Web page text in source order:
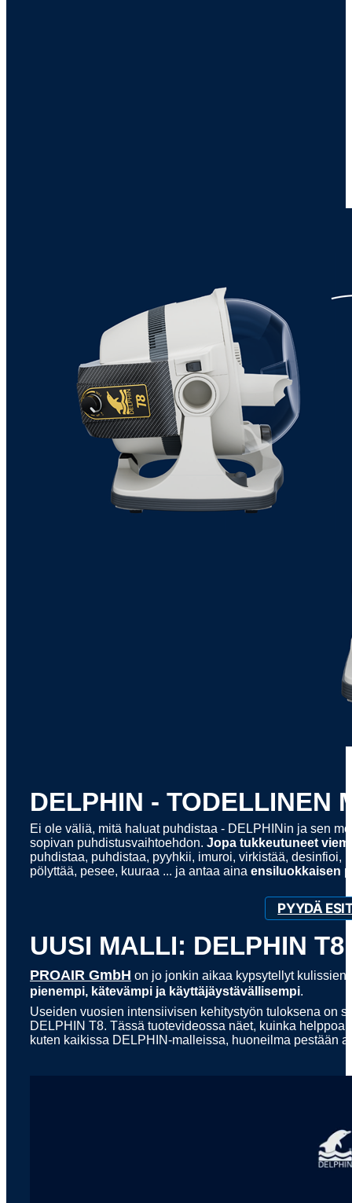
DELPHIN - TODELLINEN
Ei ole väliä, mitä haluat puhdistaa - DELPHINin ja sen
sopivan puhdistusvaihtoehdon. Jopa tukkeutuneet
puhdistaa, puhdistaa, pyyhkii, imuroi, virkistää, desinfioi,
pölyttää, pesee, kuuraa ... ja antaa aina ensiluokkaisen
PYYDÄ
UUSI MALLI: DELPHIN T8
PROAIR GmbH on jo jonkin aikaa kypsytellyt
pienempi, kätevämpi ja käyttäjäystävällisempi.
Useiden vuosien intensiivisen kehitystyön tuloksena on
DELPHIN T8. Tässä tuotevideossa näet, kuinka
kuten kaikissa DELPHIN-malleissa, huoneilma pestään